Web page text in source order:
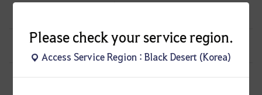
Please check your service region.
Access Service Region : Black Desert (Korea)
인어복 만들어줘요!!!항해 숙련도 올리는 인어복 못생김 주의
길드 임무 보상 차이로 생활러는 눈치보여요
라이온0-KR 1 일 전
5